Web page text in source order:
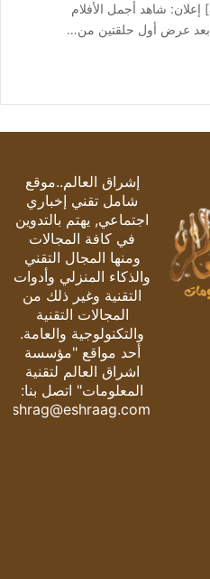
من صحيفة اشراق العالم 24:[ad_1] إعلان: شاهد أجمل الأفلام
إشراق العالم..موقع
شامل تقني إخباري
اجتماعي, يهتم بالتدوين
في كافة المجالات
ومنها المجال التقني
والذكاء المنزلي وأدوات
التقنية وغير ذلك من
المجالات التقنية
والتكنولوجية والعامة.
أحد مواقع "مؤسسة
اشراق العالم لتقنية
المعلومات" اتصل بنا:
eshrag@eshraag.com